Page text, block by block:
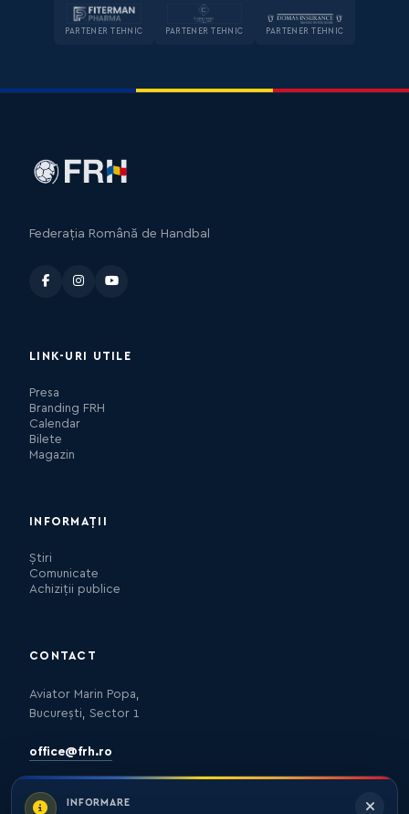
PARTENER TEHNIC PARTENER TEHNIC PARTENER TEHNIC
INFORMARE
Federația Română de Handbal
LINK-URI UTILE
Presa
Branding FRH
Calendar
Bilete
Magazin
INFORMAȚII
Știri
Comunicate
Achiziții publice
CONTACT
Aviator Marin Popa,
București, Sector 1
office@frh.ro